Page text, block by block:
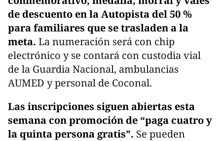
de descuento en la Autopista del 50 %
para familiares que se trasladen a la
meta. La numeración será con chip
electrónico y se contará con custodia vial
de la Guardia Nacional, ambulancias
AUMED y personal de Coconal.
Las inscripciones siguen abiertas esta
semana con promoción de “paga cuatro y
la quinta persona gratis”. Se pueden